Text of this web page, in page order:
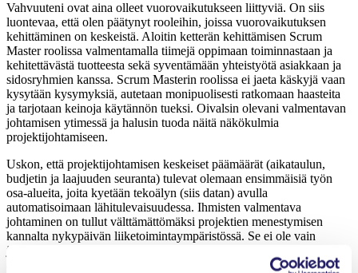
Vahvuuteni ovat aina olleet vuorovaikutukseen liittyviä. On siis
luontevaa, että olen päätynyt rooleihin, joissa vuorovaikutuksen
kehittäminen on keskeistä. Aloitin ketterän kehittämisen Scrum
Master roolissa valmentamalla tiimejä oppimaan toiminnastaan ja
kehitettävästä tuotteesta sekä syventämään yhteistyötä asiakkaan ja
sidosryhmien kanssa. Scrum Masterin roolissa ei jaeta käskyjä vaan
kysytään kysymyksiä, autetaan monipuolisesti ratkomaan haasteita
ja tarjotaan keinoja käytännön tueksi. Oivalsin olevani valmentavan
johtamisen ytimessä ja halusin tuoda näitä näkökulmia
projektijohtamiseen.
Uskon, että projektijohtamisen keskeiset päämäärät (aikataulun,
budjetin ja laajuuden seuranta) tulevat olemaan ensimmäisiä työn
osa-alueita, joita kyetään tekoälyn (siis datan) avulla
automatisoimaan lähitulevaisuudessa. Ihmisten valmentava
johtaminen on tullut välttämättömäksi projektien menestymisen
kannalta nykypäivän liiketoimintaympäristössä. Se ei ole vain
johtamistapa, vaan se edustaa muutosta organisaation kulttuurissa ja
asenteessa työhön. Projektitiimit, jotka omaksuvat valmentavan